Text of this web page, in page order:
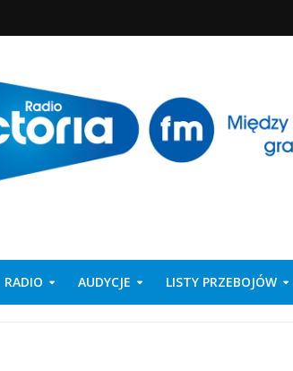
RADIO AUDYCJE LISTY PRZEBOJÓW